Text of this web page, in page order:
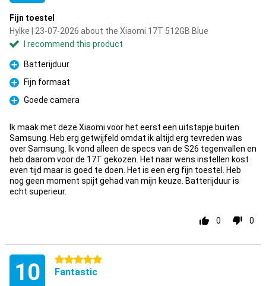
Fijn toestel
Hylke | 23-07-2026 about the Xiaomi 17T 512GB Blue
I recommend this product
Pro
Batterijduur
Pro
Fijn formaat
Pro
Goede camera
Ik maak met deze Xiaomi voor het eerst een uitstapje buiten
Samsung. Heb erg getwijfeld omdat ik altijd erg tevreden was
over Samsung. Ik vond alleen de specs van de S26 tegenvallen en
heb daarom voor de 17T gekozen. Het naar wens instellen kost
even tijd maar is goed te doen. Het is een erg fijn toestel. Heb
nog geen moment spijt gehad van mijn keuze. Batterijduur is
echt superieur.
0 0
10 5 stars
Fantastic